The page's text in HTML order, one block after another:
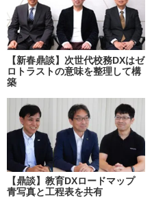
【新春鼎談】次世代校務DXはゼ
ロトラストの意味を整理して構
築
【鼎談】教育DXロードマップ
青写真と工程表を共有